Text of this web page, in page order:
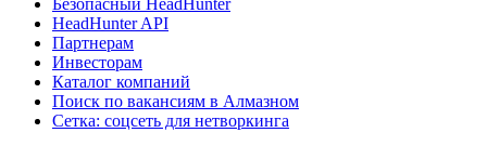
HeadHunter API
Партнерам
Инвесторам
Каталог компаний
Поиск по вакансиям в Алмазном
Сетка: соцсеть для нетворкинга